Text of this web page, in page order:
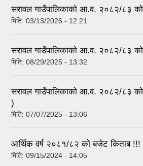
सरावल गाउँपालिकाको आ.व. २०८२/८३ को
मिति: 03/13/2026 - 12:21
सरावल गाउँपालिकाको आ.व. २०८२/८३
मिति: 08/29/2025 - 13:32
सरावल गाउँपालिकाको आ.व. २०८२/८३
)
मिति: 07/07/2025 - 13:06
आर्थिक वर्ष २०८१/८२ को बजेट किताब !!!
मिति: 09/15/2024 - 14:05